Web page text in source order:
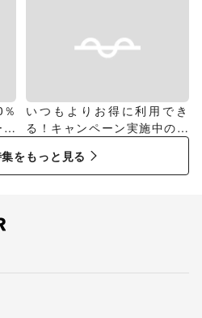
いつもよりお得に利用でき
る！キャンペーン実施中のス
をもっと見る